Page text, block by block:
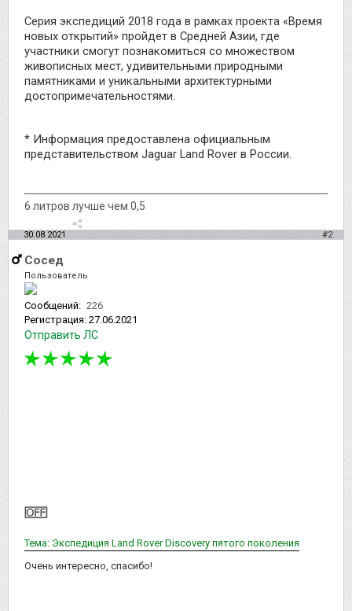
Серия экспедиций 2018 года в рамках проекта «Время
новых открытий» пройдет в Средней Азии, где
участники смогут познакомиться со множеством
живописных мест, удивительными природными
памятниками и уникальными архитектурными
достопримечательностями.
* Информация предоставлена официальным
представительством Jaguar Land Rover в России.
6 литров лучше чем 0,5
30.08.2021 #2
Сосед
Пользователь
Сообщений: 226
Регистрация: 27.06.2021
Отправить ЛС
Тема: Экспедиция Land Rover Discovery пятого поколения
Очень интересно, спасибо!